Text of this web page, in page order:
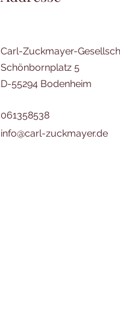
Carl-Zuckmayer-
Schönbornplatz 5
D-55294 Bodenheim
061358538
info@carl-zuckmayer.de